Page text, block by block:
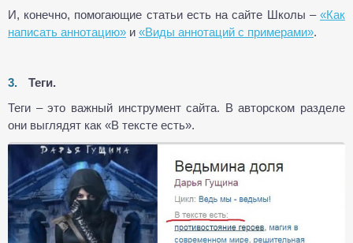
И, конечно, помогающие статьи есть на сайте Школы – «Как
написать аннотацию» и «Виды аннотаций с примерами».
Теги.
Теги – это важный инструмент сайта. В авторском разделе
они выглядят как «В тексте есть».